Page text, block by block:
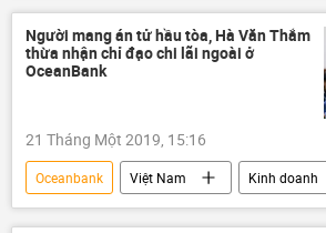
Nguyễn Xuân Sơn
Vũ Mạnh Tùng
Đinh Văn Ngọc
Nguyễn Hoàng Giang
Lọc hóa dầu Bình Sơn (BSR)
Người mang án tử hầu tòa, Hà Văn Thắm
thừa nhận chỉ đạo chi lãi ngoài ở
OceanBank
21 Tháng Một 2019, 15:16
Oceanbank Việt Nam
Kinh doanh
Nguyễn Xuân Sơn
Hà văn Thắm